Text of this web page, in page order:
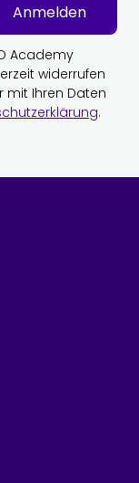
Anmelden
Academy
widerrufen
mit Ihren Daten
.